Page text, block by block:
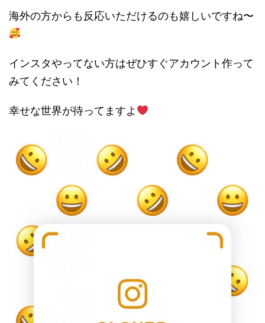
海外の方からも反応いただけるのも嬉しいですね〜
インスタやってない方はぜひすぐアカウント作って
みてください！
幸せな世界が待ってますよ